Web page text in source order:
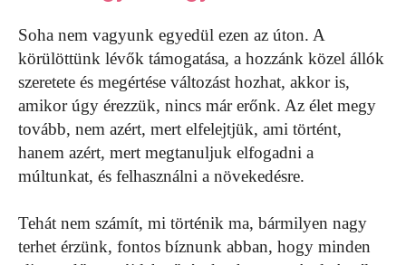
Soha nem vagyunk egyedül ezen az úton. A
körülöttünk lévők támogatása, a hozzánk közel állók
szeretete és megértése változást hozhat, akkor is,
amikor úgy érezzük, nincs már erőnk. Az élet megy
tovább, nem azért, mert elfelejtjük, ami történt,
hanem azért, mert megtanuljuk elfogadni a
múltunkat, és felhasználni a növekedésre.
Tehát nem számít, mi történik ma, bármilyen nagy
terhet érzünk, fontos bíznunk abban, hogy minden